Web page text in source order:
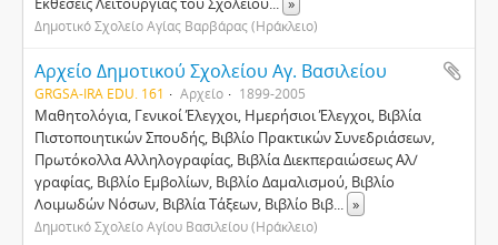
Δημοτικό Σχολείο Αγίας Βαρβάρας (Ηράκλειο)
Αρχείο Δημοτικού Σχολείου Αγ. Βασιλείου
GRGSA-IRA EDU. 161 Αρχείο 1899-2005
Μαθητολόγια, Γενικοί Έλεγχοι, Ημερήσιοι Έλεγχοι, Βιβλία
Πιστοποιητικών Σπουδής, Βιβλίο Πρακτικών Συνεδριάσεων,
Πρωτόκολλα Αλληλογραφίας, Βιβλία Διεκπεραιώσεως Αλ/
γραφίας, Βιβλίο Εμβολίων, Βιβλίο Δαμαλισμού, Βιβλίο
Λοιμωδών Νόσων, Βιβλία Τάξεων, Βιβλίο Βιβ... »
Δημοτικό Σχολείο Αγίου Βασιλείου (Ηράκλειο)